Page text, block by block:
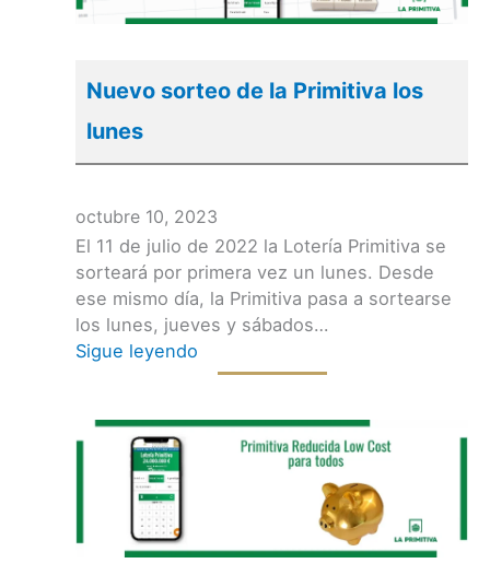
Nuevo sorteo de la Primitiva los
lunes
octubre 10, 2023
El 11 de julio de 2022 la Lotería Primitiva se
sorteará por primera vez un lunes. Desde
ese mismo día, la Primitiva pasa a sortearse
los lunes, jueves y sábados…
Sigue leyendo